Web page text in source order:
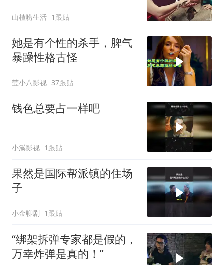
山楂唠生活 1跟贴
她是有个性的杀手，脾气
暴躁性格古怪
莹小八影视 37跟贴
钱色总要占一样吧
小溪影视 1跟贴
果然是国际帮派镇的住场
子
小金聊剧 1跟贴
“绑架拆弹专家都是假的，
万幸炸弹是真的！”